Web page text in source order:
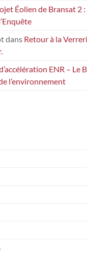
Éolien de Bransat 2
dans Retour à la
ENR – Le
l’environnement